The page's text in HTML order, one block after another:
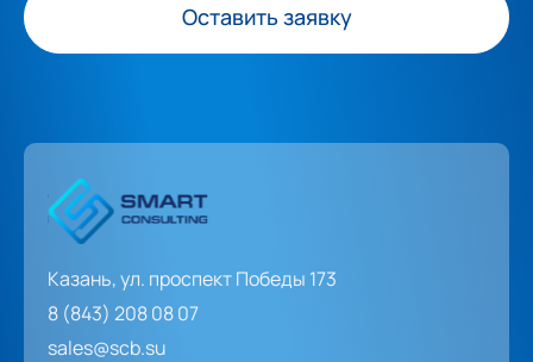
Оставить заявку
Казань, ул. проспект Победы 173
8 (843) 208 08 07
sales@scb.su